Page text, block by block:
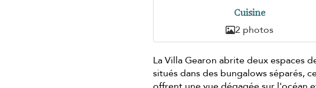
Cuisine
2 photos
La Villa Gearon abrite deux espaces
situés dans des bungalows séparés,